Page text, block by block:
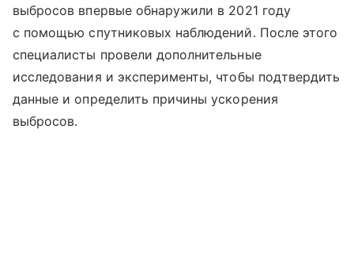
выбросов впервые обнаружили в 2021 году
с помощью спутниковых наблюдений. После этого
специалисты провели дополнительные
исследования и эксперименты, чтобы подтвердить
данные и определить причины ускорения
выбросов.